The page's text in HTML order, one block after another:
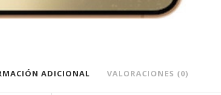
ADICIONAL VALORACIONES (0)